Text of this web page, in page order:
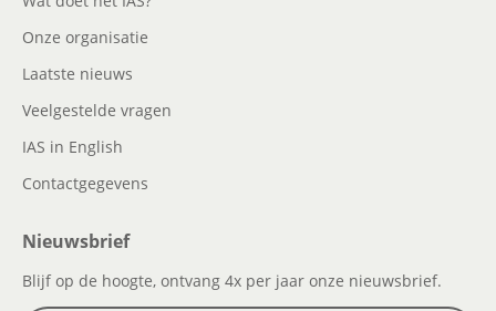
Onze organisatie
Laatste nieuws
Veelgestelde vragen
IAS in English
Contactgegevens
Nieuwsbrief
Blijf op de hoogte, ontvang 4x per jaar onze nieuwsbrief.